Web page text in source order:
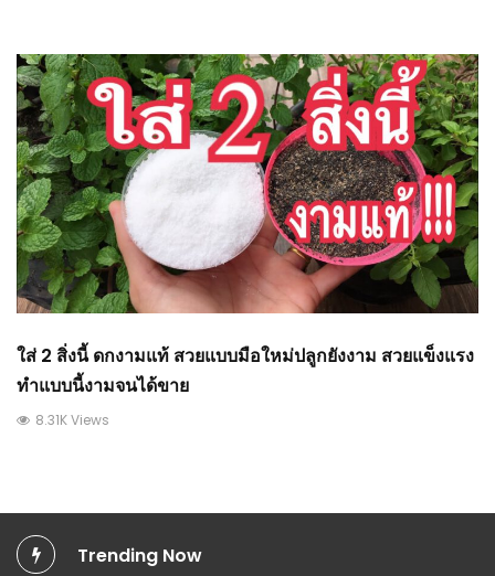
ใส่ 2 สิ่งนี้ ดกงามแท้ สวยแบบมือใหม่ปลูกยังงาม สวยแข็งแรง
ทำแบบนี้งามจนได้ขาย
8.31K Views
Trending Now